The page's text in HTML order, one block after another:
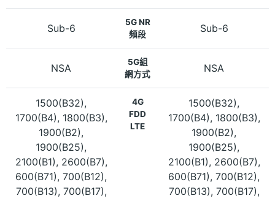
Sub-6
5G NR
頻段
Sub-6
NSA
5G組
網方式
NSA
1500(B32),
1700(B4), 1800(B3),
1900(B2),
1900(B25),
2100(B1), 2600(B7),
600(B71), 700(B12),
700(B13), 700(B17),
4G
FDD
LTE
1500(B32),
1700(B4), 1800(B3),
1900(B2),
1900(B25),
2100(B1), 2600(B7),
600(B71), 700(B12),
700(B13), 700(B17),